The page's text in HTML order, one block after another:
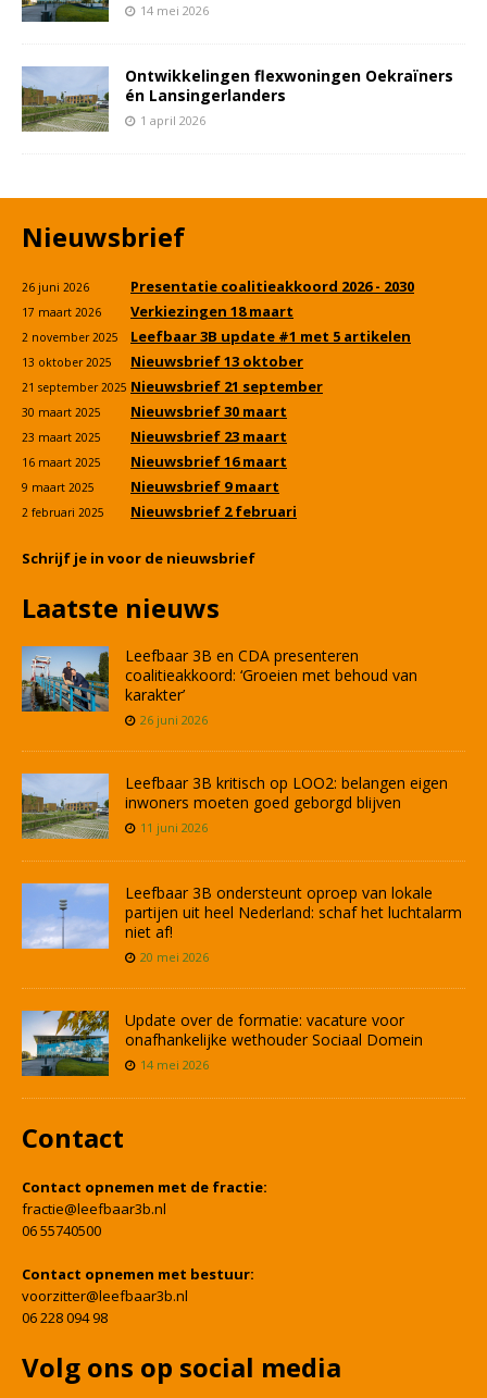
14 mei 2026
Ontwikkelingen flexwoningen Oekraïners
én Lansingerlanders
1 april 2026
Nieuwsbrief
26 juni 2026 Presentatie coalitieakkoord 2026 - 2030
17 maart 2026 Verkiezingen 18 maart
2 november 2025 Leefbaar 3B update #1 met 5 artikelen
13 oktober 2025 Nieuwsbrief 13 oktober
21 september 2025 Nieuwsbrief 21 september
30 maart 2025 Nieuwsbrief 30 maart
23 maart 2025 Nieuwsbrief 23 maart
16 maart 2025 Nieuwsbrief 16 maart
9 maart 2025 Nieuwsbrief 9 maart
2 februari 2025 Nieuwsbrief 2 februari
Schrijf je in voor de nieuwsbrief
Laatste nieuws
Leefbaar 3B en CDA presenteren
coalitieakkoord: ‘Groeien met behoud van
karakter’
26 juni 2026
Leefbaar 3B kritisch op LOO2: belangen eigen
inwoners moeten goed geborgd blijven
11 juni 2026
Leefbaar 3B ondersteunt oproep van lokale
partijen uit heel Nederland: schaf het luchtalarm
niet af!
20 mei 2026
Update over de formatie: vacature voor
onafhankelijke wethouder Sociaal Domein
14 mei 2026
Contact
Contact opnemen met de fractie:
fractie@leefbaar3b.nl
06 55740500
Contact opnemen met bestuur:
voorzitter@leefbaar3b.nl
06 228 094 98
Volg ons op social media